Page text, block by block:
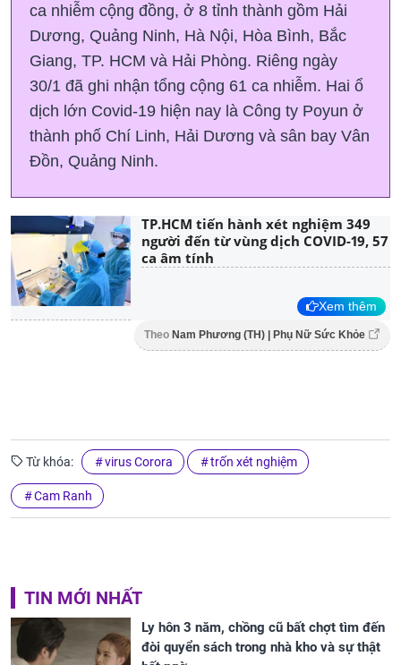
ca nhiễm cộng đồng, ở 8 tỉnh thành gồm Hải
Dương, Quảng Ninh, Hà Nội, Hòa Bình, Bắc
Giang, TP. HCM và Hải Phòng. Riêng ngày
30/1 đã ghi nhận tổng cộng 61 ca nhiễm. Hai ổ
dịch lớn Covid-19 hiện nay là Công ty Poyun ở
thành phố Chí Linh, Hải Dương và sân bay Vân
Đồn, Quảng Ninh.
TP.HCM tiến hành xét nghiệm 349
người đến từ vùng dịch COVID-19, 57
ca âm tính
Xem thêm
Theo Nam Phương (TH) | Phụ Nữ Sức Khỏe
Từ khóa: virus Corora trốn xét nghiệm
Cam Ranh
TIN MỚI NHẤT
Ly hôn 3 năm, chồng cũ bất chợt tìm đến
đòi quyển sách trong nhà kho và sự thật